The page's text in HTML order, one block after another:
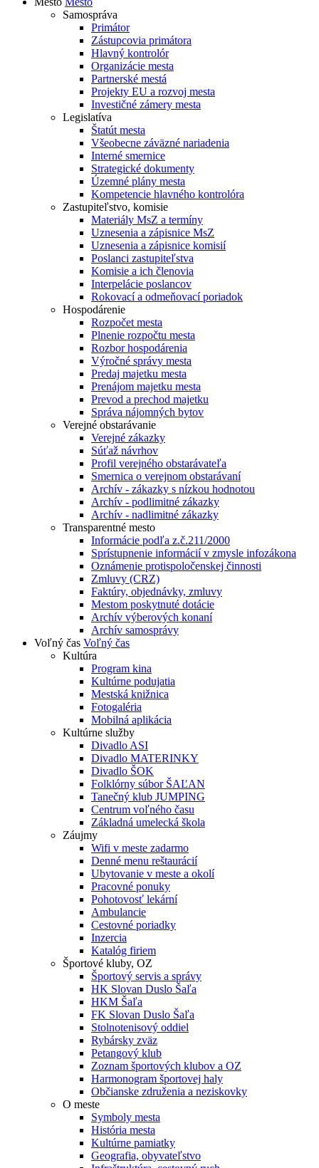
Samospráva
Primátor
Zástupcovia primátora
Hlavný kontrolór
Organizácie mesta
Partnerské mestá
Projekty EU a rozvoj mesta
Investičné zámery mesta
Legislatíva
Štatút mesta
Všeobecne záväzné nariadenia
Interné smernice
Strategické dokumenty
Územné plány mesta
Kompetencie hlavného kontrolóra
Zastupiteľstvo, komisie
Materiály MsZ a termíny
Uznesenia a zápisnice MsZ
Uznesenia a zápisnice komisií
Poslanci zastupiteľstva
Komisie a ich členovia
Interpelácie poslancov
Rokovací a odmeňovací poriadok
Hospodárenie
Rozpočet mesta
Plnenie rozpočtu mesta
Rozbor hospodárenia
Výročné správy mesta
Predaj majetku mesta
Prenájom majetku mesta
Prevod a prechod majetku
Správa nájomných bytov
Verejné obstarávanie
Verejné zákazky
Súťaž návrhov
Profil verejného obstarávateľa
Smernica o verejnom obstarávaní
Archív - zákazky s nízkou hodnotou
Archív - podlimitné zákazky
Archív - nadlimitné zákazky
Transparentné mesto
Informácie podľa z.č.211/2000
Sprístupnenie informácií v zmysle infozákona
Oznámenie protispoločenskej činnosti
Zmluvy (CRZ)
Faktúry, objednávky, zmluvy
Mestom poskytnuté dotácie
Archív výberových konaní
Archív samosprávy
Voľný čas Voľný čas
Kultúra
Program kina
Kultúrne podujatia
Mestská knižnica
Fotogaléria
Mobilná aplikácia
Kultúrne služby
Divadlo ASI
Divadlo MATERINKY
Divadlo ŠOK
Folklórny súbor ŠAĽAN
Tanečný klub JUMPING
Centrum voľného času
Základná umelecká škola
Záujmy
Wifi v meste zadarmo
Denné menu reštaurácií
Ubytovanie v meste a okolí
Pracovné ponuky
Pohotovosť lekární
Ambulancie
Cestovné poriadky
Inzercia
Katalóg firiem
Športové kluby, OZ
Športový servis a správy
HK Slovan Duslo Šaľa
HKM Šaľa
FK Slovan Duslo Šaľa
Stolnotenisový oddiel
Rybársky zväz
Petangový klub
Zoznam športových klubov a OZ
Harmonogram športovej haly
Občianske združenia a neziskovky
O meste
Symboly mesta
História mesta
Kultúrne pamiatky
Geografia, obyvateľstvo